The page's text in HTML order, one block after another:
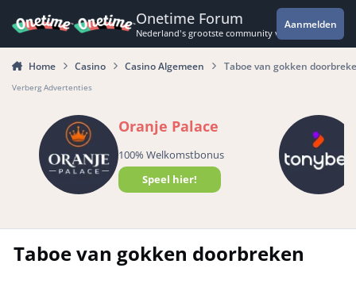
Onetime Forum
Nederland's grootste community voor de
Aanmelden
Home Casino Casino Algemeen Taboe van gokken
Verberg Advertenties
Oranje Palace
100% Welkomstbonus
Speel hier!
Taboe van gokken doorbreken